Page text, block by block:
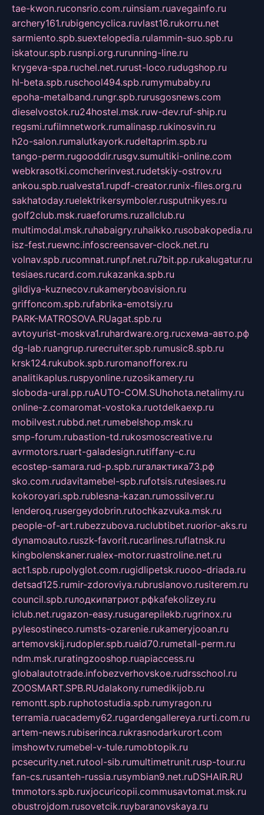
tae-kwon.ruconsrio.com.ruinsiam.ruavegainfo.ru
archery161.rubigencyclica.ruvlast16.rukorru.net
sarmiento.spb.suextelopedia.rulammin-suo.spb.ru
iskatour.spb.rusnpi.org.rurunning-line.ru
krygeva-spa.ruchel.net.rurust-loco.rudugshop.ru
hl-beta.spb.ruschool494.spb.rumymubaby.ru
epoha-metalband.rungr.spb.rurusgosnews.com
dieselvostok.ru24hostel.msk.ruw-dev.ruf-ship.ru
regsmi.rufilmnetwork.rumalinasp.rukinosvin.ru
h2o-salon.rumalutkayork.rudeltaprim.spb.ru
tango-perm.rugooddir.rusgv.sumultiki-online.com
webkrasotki.comcherinvest.rudetskiy-ostrov.ru
ankou.spb.rualvesta1.rupdf-creator.runix-files.org.ru
sakhatoday.ruelektrikersymboler.rusputnikyes.ru
golf2club.msk.ruaeforums.ruzallclub.ru
multimodal.msk.ruhabaigry.ruhaikko.rusobakopedia.ru
isz-fest.ruewnc.infoscreensaver-clock.net.ru
volnav.spb.rucomnat.runpf.net.ru7bit.pp.rukalugatur.ru
tesiaes.rucard.com.rukazanka.spb.ru
gildiya-kuznecov.rukameryboavision.ru
griffoncom.spb.rufabrika-emotsiy.ru
PARK-MATROSOVA.RUagat.spb.ru
avtoyurist-moskva1.ruhardware.org.ruсхема-авто.рф
dg-lab.ruangrup.rurecruiter.spb.rumusic8.spb.ru
krsk124.rukubok.spb.ruromanofforex.ru
analitikaplus.ruspyonline.ruzosikamery.ru
sloboda-ural.pp.ruAUTO-COM.SUhohota.netalimy.ru
online-z.comaromat-vostoka.ruotdelkaexp.ru
mobilvest.rubbd.net.rumebelshop.msk.ru
smp-forum.rubastion-td.rukosmoscreative.ru
avrmotors.ruart-galadesign.rutiffany-c.ru
ecostep-samara.rud-p.spb.ruгалактика73.рф
sko.com.rudavitamebel-spb.rufotsis.rutesiaes.ru
kokoroyari.spb.rublesna-kazan.rumossilver.ru
lenderoq.rusergeydobrin.rutochkazvuka.msk.ru
people-of-art.rubezzubova.ruclubtibet.ruorior-aks.ru
dynamoauto.ruszk-favorit.rucarlines.ruflatnsk.ru
kingbolenskaner.rualex-motor.ruastroline.net.ru
act1.spb.rupolyglot.com.rugidlipetsk.ruooo-driada.ru
detsad125.rumir-zdoroviya.rubruslanovo.rusiterem.ru
council.spb.ruлодкипатриот.рфkafekolizey.ru
iclub.net.rugazon-easy.rusugarepilekb.rugrinox.ru
pylesostineco.rumsts-ozarenie.rukameryjooan.ru
artemovskij.rudopler.spb.ruaid70.rumetall-perm.ru
ndm.msk.ruratingzooshop.ruapiaccess.ru
globalautotrade.infobezverhovskoe.rudrsschool.ru
ZOOSMART.SPB.RUdalakony.rumedikijob.ru
remontt.spb.ruphotostudia.spb.rumyragon.ru
terramia.ruacademy62.rugardengallereya.rurti.com.ru
artem-news.rubiserinca.rukrasnodarkurort.com
imshowtv.rumebel-v-tule.rumobtopik.ru
pcsecurity.net.rutool-sib.rumultimetrunit.rusp-tour.ru
fan-cs.rusanteh-russia.rusymbian9.net.ruDSHAIR.RU
tmmotors.spb.ruxjocuricopii.commusavtomat.msk.ru
obustrojdom.rusovetcik.ruybaranovskaya.ru